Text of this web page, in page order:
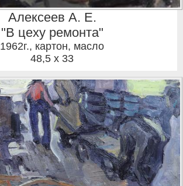
Алексеев А. Е.
"В цеху ремонта"
1962г., картон, масло
48,5 x 33